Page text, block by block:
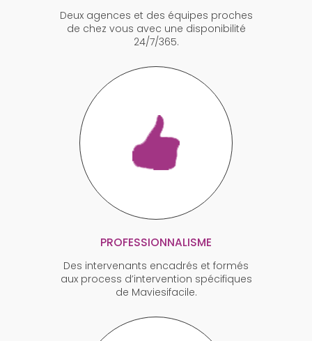
Deux agences et des équipes proches
de chez vous avec une disponibilité
24/7/365.
PROFESSIONNALISME
Des intervenants encadrés et formés
aux process d’intervention spécifiques
de Maviesifacile.